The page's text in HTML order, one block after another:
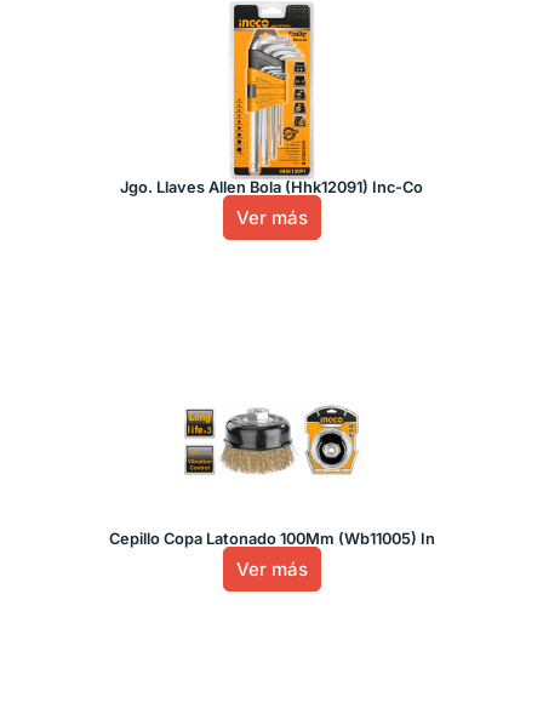
Jgo. Llaves Allen Bola (Hhk12091) Inc-Co
Ver más
Cepillo Copa Latonado 100Mm (Wb11005) In
Ver más